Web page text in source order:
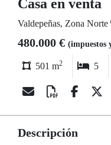
Casa en venta
Valdepeñas, Zona Norte
480.000 € (impuestos
501 m2 5
Descripción